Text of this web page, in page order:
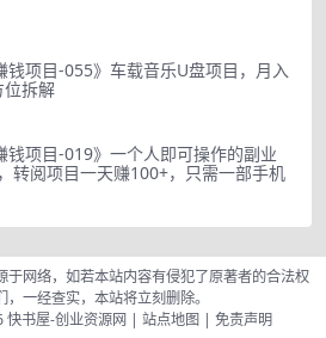
钱项目-055》车载音乐U盘项目，月入
位拆解
钱项目-019》一个人即可操作的副业
转阅项目一天赚100+，只需一部手机
于网络，如若本站内容有侵犯了原著者的合法权
，一经查实，本站将立刻删除。
快书屋-创业资源网 | 站点地图 | 免责声明